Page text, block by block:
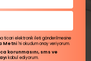
ticari elektronik ileti gönderilmesine
Metni 'ni okudum onay veriyorum.
korunmasını, sms ve
kabul ediyorum.